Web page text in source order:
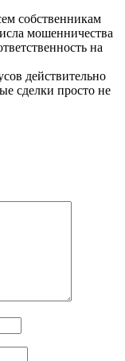
собственникам
мошенничества
на
действительно
сделки просто не